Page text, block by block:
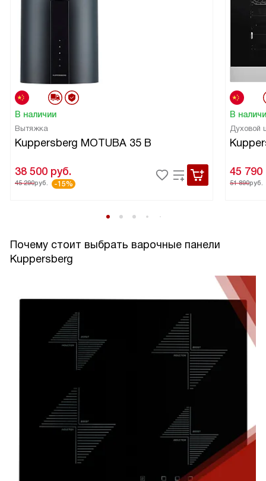
В наличии
Вытяжка
Kuppersberg MOTUBA 35 B
38 500 руб.
45 290руб. -15%
В
Духовой
45 790
51 890руб.
Почему стоит выбрать варочные панели
Kuppersberg